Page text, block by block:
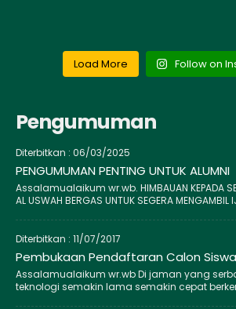
Load More Follow on
Pengumuman
Diterbitkan : 06/03/2025
PENGUMUMAN PENTING UNTUK ALUMNI
Assalamualaikum wr.wb. HIMBAUAN KEPADA
AL USWAH BERGAS UNTUK SEGERA MENGAMBIL
Diterbitkan : 11/07/2017
Pembukaan Pendaftaran Calon
Assalamualaikum wr.wb Di jaman yang
teknologi semakin lama semakin cepat